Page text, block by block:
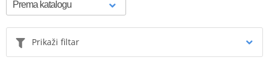
Prikaži filtar